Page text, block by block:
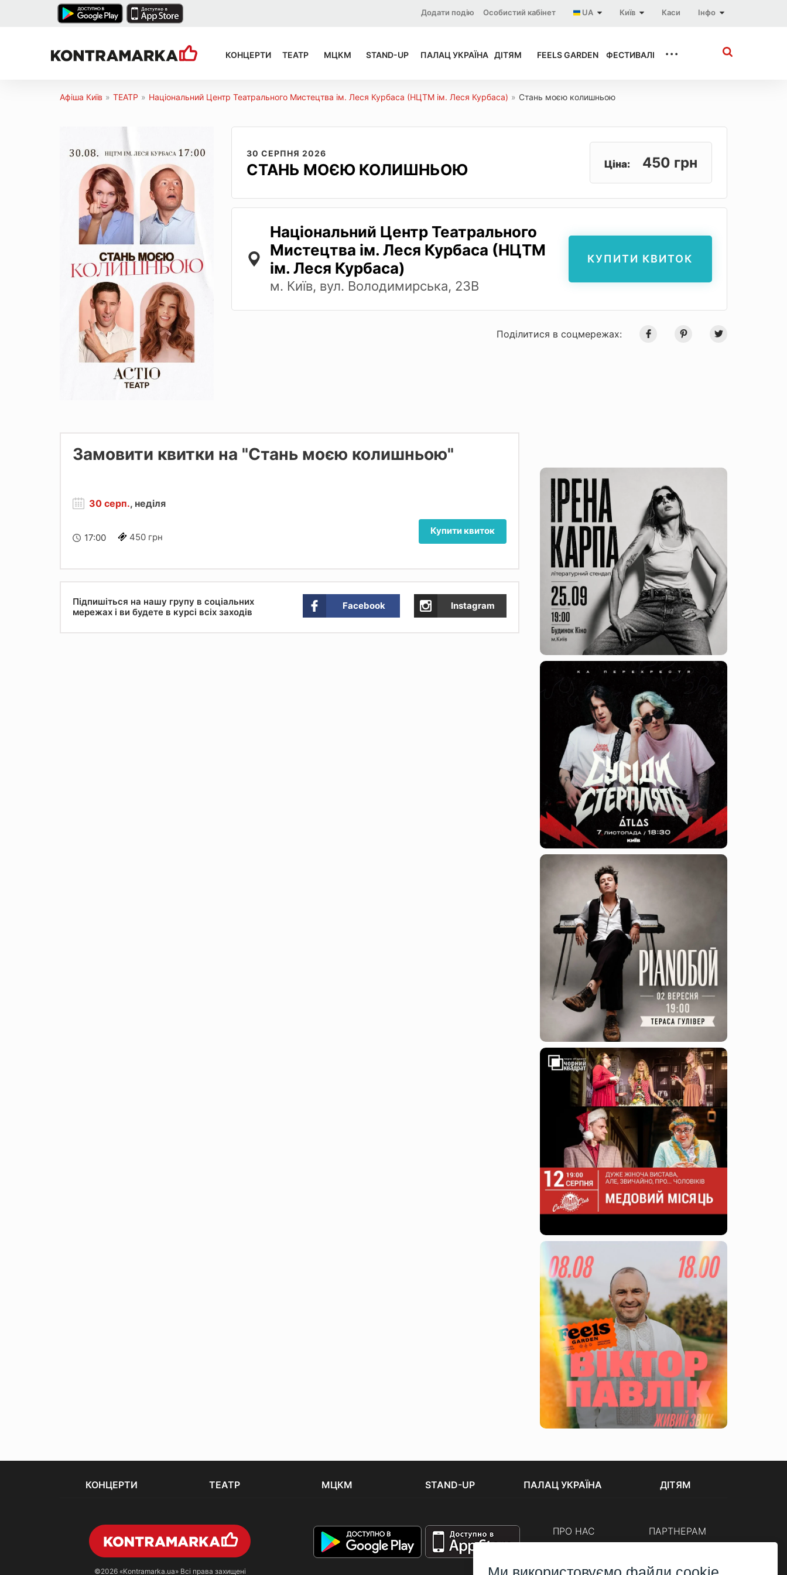
Інфо
Каси
Київ
UA
Особистий кабінет
Додати подію
КОНЦЕРТИ ТЕАТР МЦКМ STAND-UP ПАЛАЦ УКРАЇНА ДІТЯМ FEELS GARDEN ФЕСТИВАЛІ ...
Афіша Київ » ТЕАТР » Національний Центр Театрального Мистецтва ім. Леся Курбаса (НЦТМ ім. Леся Курбаса) » Стань моєю колишньою
30 СЕРПНЯ 2026
СТАНЬ МОЄЮ КОЛИШНЬОЮ Ціна: 450 грн
Національний Центр Театрального
Мистецтва ім. Леся Курбаса (НЦТМ
ім. Леся Курбаса)
м. Київ, вул. Володимирська, 23В
КУПИТИ КВИТОК
Поділитися в соцмережах:
Замовити квитки на "Стань моєю колишньою"
30 серп., неділя
17:00 450 грн
Купити квиток
Підпишіться на нашу групу в соціальних
мережах і ви будете в курсі всіх заходів
Facebook Instagram
КОНЦЕРТИ ТЕАТР МЦКМ STAND-UP ПАЛАЦ УКРАЇНА ДІТЯМ
©2026 «Kontramarka.ua»Всі права захищені
ПРО НАС ПАРТНЕРАМ
Корпоративним клієнтам